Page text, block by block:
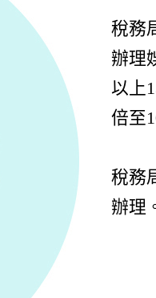
稅務
辦理
以上
倍至
稅務
辦理